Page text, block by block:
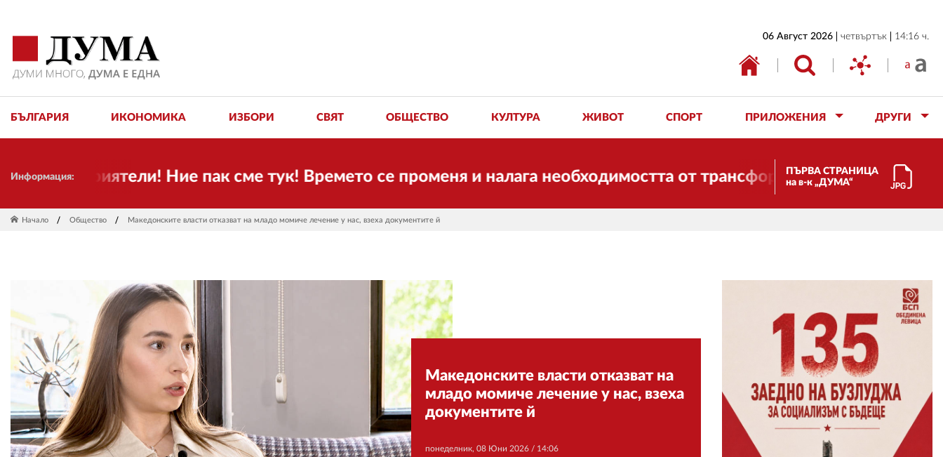
06 Август 2026 четвъртък 14:16 ч.
БЪЛГАРИЯ ИКОНОМИКА ИЗБОРИ СВЯТ ОБЩЕСТВО КУЛТУРА ЖИВОТ СПОРТ ПРИЛОЖЕНИЯ ДРУГИ
Информация:
приятели! Ние пак сме тук! Времето се променя и налага необходимостта от трансформации. И ДУМА се
ПЪРВА СТРАНИЦА
на в-к „ДУМА“
Начало Общество Македонските власти отказват на младо момиче лечение у нас, взеха документите й
Македонските власти отказват на
младо момиче лечение у нас, взеха
документите й
понеделник, 08 Юни 2026 / 14:06
ИКОНОМИКА
ОБЩЕСТВО
АВТОРИ
РЕДАКЦИЯ